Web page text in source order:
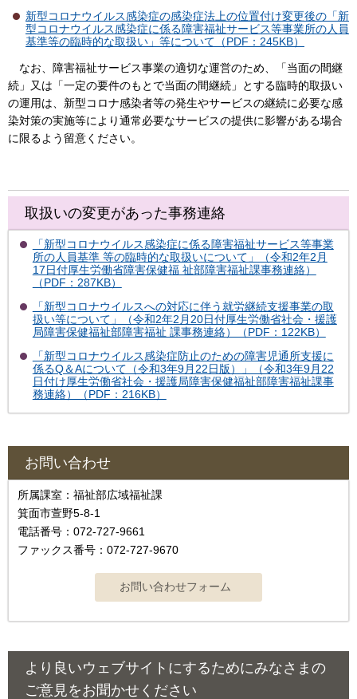
新型コロナウイルス感染症の感染症法上の位置付け変更後の「新
型コロナウイルス感染症に係る障害福祉サービス等事業所の人員
基準等の臨時的な取扱い」等について（PDF：245KB）
なお、障害福祉サービス事業の適切な運営のため、「当面の間継
続」又は「一定の要件のもとで当面の間継続」とする臨時的取扱い
の運用は、新型コロナ感染者等の発生やサービスの継続に必要な感
染対策の実施等により通常必要なサービスの提供に影響がある場合
に限るよう留意ください。
取扱いの変更があった事務連絡
「新型コロナウイルス感染症に係る障害福祉サービス等事業
所の人員基準 等の臨時的な取扱いについて」（令和2年2月
17日付厚生労働省障害保健福 祉部障害福祉課事務連絡）
（PDF：287KB）
「新型コロナウイルスへの対応に伴う就労継続支援事業の取
扱い等について」（令和2年2月20日付厚生労働省社会・援護
局障害保健福祉部障害福祉 課事務連絡）（PDF：122KB）
「新型コロナウイルス感染症防止のための障害児通所支援に
係るQ＆Aについて（令和3年9月22日版）」（令和3年9月22
日付け厚生労働省社会・援護局障害保健福祉部障害福祉課事
務連絡）（PDF：216KB）
お問い合わせ
所属課室：福祉部広域福祉課
箕面市萱野5-8-1
電話番号：072-727-9661
ファックス番号：072-727-9670
より良いウェブサイトにするためにみなさまの
ご意見をお聞かせください